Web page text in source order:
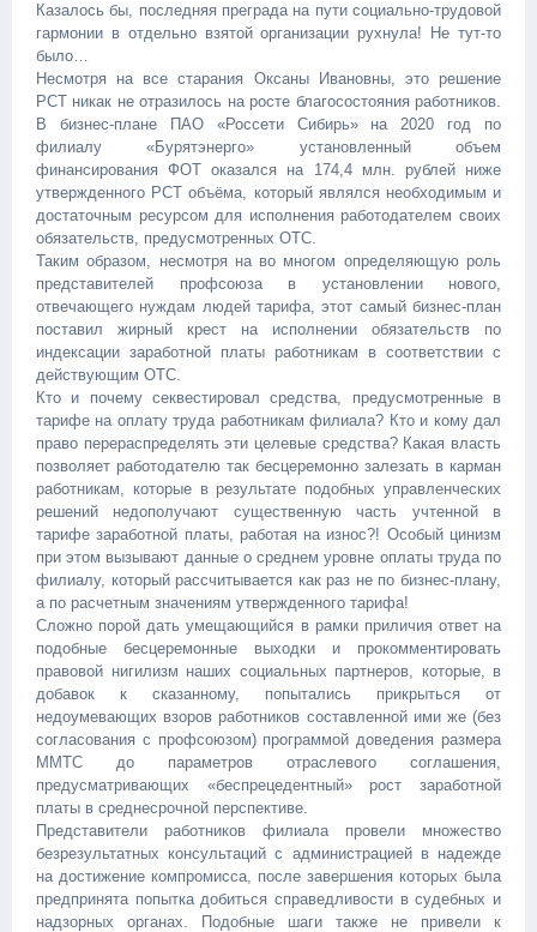
Казалось бы, последняя преграда на пути социально-трудовой
гармонии в отдельно взятой организации рухнула! Не тут-то
было…
Несмотря на все старания Оксаны Ивановны, это решение
РСТ никак не отразилось на росте благосостояния работников.
В бизнес-плане ПАО «Россети Сибирь» на 2020 год по
филиалу «Бурятэнерго» установленный объем
финансирования ФОТ оказался на 174,4 млн. рублей ниже
утвержденного РСТ объёма, который являлся необходимым и
достаточным ресурсом для исполнения работодателем своих
обязательств, предусмотренных ОТС.
Таким образом, несмотря на во многом определяющую роль
представителей профсоюза в установлении нового,
отвечающего нуждам людей тарифа, этот самый бизнес-план
поставил жирный крест на исполнении обязательств по
индексации заработной платы работникам в соответствии с
действующим ОТС.
Кто и почему секвестировал средства, предусмотренные в
тарифе на оплату труда работникам филиала? Кто и кому дал
право перераспределять эти целевые средства? Какая власть
позволяет работодателю так бесцеремонно залезать в карман
работникам, которые в результате подобных управленческих
решений недополучают существенную часть учтенной в
тарифе заработной платы, работая на износ?! Особый цинизм
при этом вызывают данные о среднем уровне оплаты труда по
филиалу, который рассчитывается как раз не по бизнес-плану,
а по расчетным значениям утвержденного тарифа!
Сложно порой дать умещающийся в рамки приличия ответ на
подобные бесцеремонные выходки и прокомментировать
правовой нигилизм наших социальных партнеров, которые, в
добавок к сказанному, попытались прикрыться от
недоумевающих взоров работников составленной ими же (без
согласования с профсоюзом) программой доведения размера
ММТС до параметров отраслевого соглашения,
предусматривающих «беспрецедентный» рост заработной
платы в среднесрочной перспективе.
Представители работников филиала провели множество
безрезультатных консультаций с администрацией в надежде
на достижение компромисса, после завершения которых была
предпринята попытка добиться справедливости в судебных и
надзорных органах. Подобные шаги также не привели к